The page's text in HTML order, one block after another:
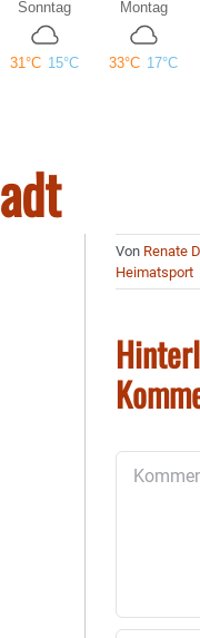
Von Renate
Heimatsport